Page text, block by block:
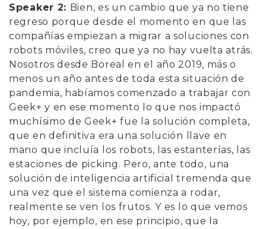
Speaker 2: Bien, es un cambio que ya no tiene
regreso porque desde el momento en que las
compañías empiezan a migrar a soluciones con
robots móviles, creo que ya no hay vuelta atrás.
Nosotros desde Boreal en el año 2019, más o
menos un año antes de toda esta situación de
pandemia, habíamos comenzado a trabajar con
Geek+ y en ese momento lo que nos impactó
muchísimo de Geek+ fue la solución completa,
que en definitiva era una solución llave en
mano que incluía los robots, las estanterías, las
estaciones de picking. Pero, ante todo, una
solución de inteligencia artificial tremenda que
una vez que el sistema comienza a rodar,
realmente se ven los frutos. Y es lo que vemos
hoy, por ejemplo, en ese principio, que la